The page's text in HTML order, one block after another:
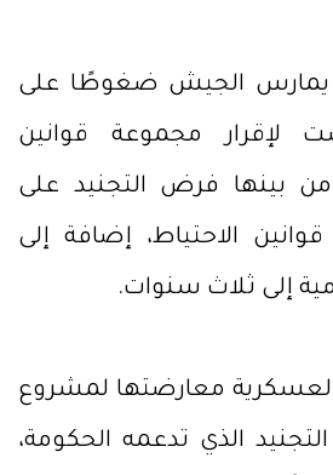
يمارس الجيش ضغوطًا على
لإقرار مجموعة قوانين
من بينها فرض التجنيد على
قوانين الاحتياط، إضافة إلى
إلى ثلاث سنوات.
معارضتها لمشروع
الذي تدعمه الحكومة،